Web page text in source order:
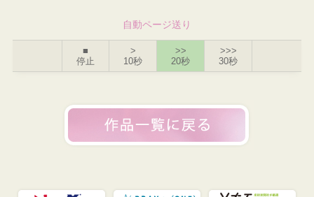
自動ページ送り
■
停止
>
10秒
>>
20秒
>>>
30秒